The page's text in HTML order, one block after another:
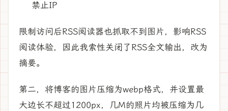
禁止IP
限制访问后RSS阅读器也抓取不到图片，影响RSS
阅读体验，因此我索性关闭了RSS全文输出，改为
摘要。
第二，将博客的图片压缩为webp格式，并设置最
大边长不超过1200px，几M的照片均被压缩为几